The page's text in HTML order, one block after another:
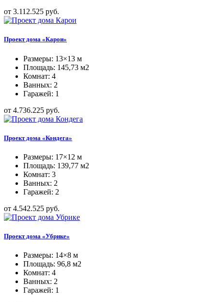
от 3.112.525 руб.
Проект дома «Карои»
Размеры: 13×13 м
Площадь: 145,73 м2
Комнат: 4
Ванных: 2
Гаражей: 1
от 4.736.225 руб.
Проект дома «Кондега»
Размеры: 17×12 м
Площадь: 139,77 м2
Комнат: 3
Ванных: 2
Гаражей: 2
от 4.542.525 руб.
Проект дома «Убрике»
Размеры: 14×8 м
Площадь: 96,8 м2
Комнат: 4
Ванных: 2
Гаражей: 1